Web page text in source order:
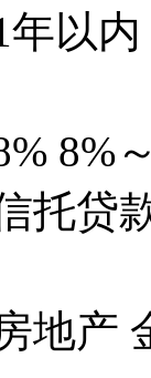
年以内
8%
托贷
地产